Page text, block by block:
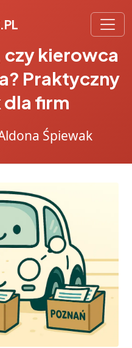
kierowca
Praktyczny
firm
Śpiewak